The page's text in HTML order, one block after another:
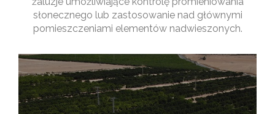
słonecznego lub zastosowanie nad głównymi
pomieszczeniami elementów nadwieszonych.